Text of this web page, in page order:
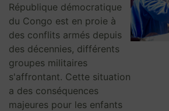
République démocratique
du Congo est en proie à
des conflits armés depuis
des décennies, différents
groupes militaires
s'affrontant. Cette situation
a des conséquences
majeures pour les enfants